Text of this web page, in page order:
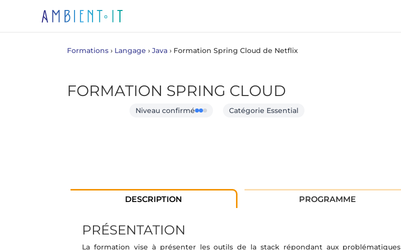
Formations › Langage ›Java › Formation Spring Cloud de Netflix
FORMATION SPRING CLOUD
Niveau confirmé Catégorie Essential
DESCRIPTION PROGRAMME
PRÉSENTATION
La formation vise à présenter les outils de la stack répondant aux problématiques